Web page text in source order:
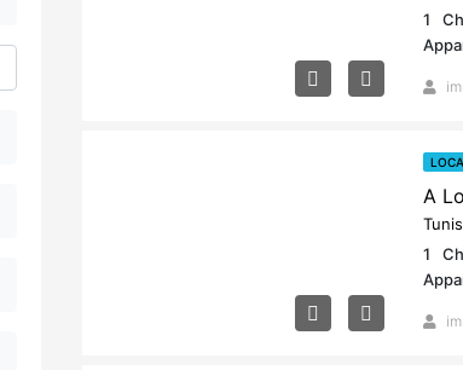
1
Tunis
1